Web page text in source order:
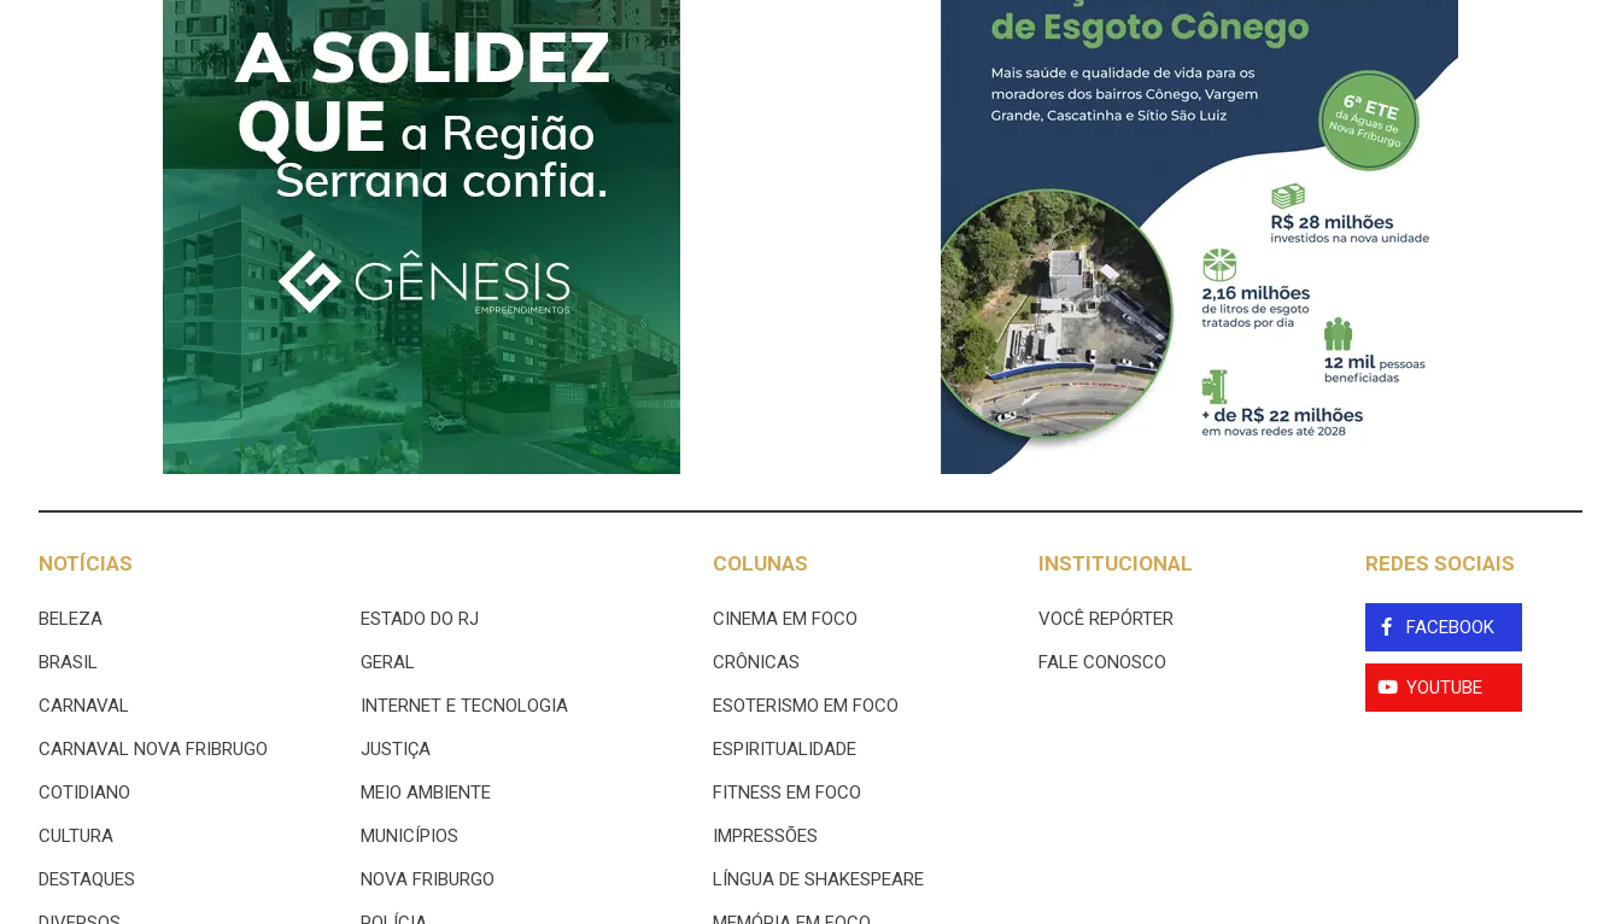
NOTÍCIAS
BELEZA
BRASIL
CARNAVAL
CARNAVAL NOVA FRIBRUGO
COTIDIANO
CULTURA
DESTAQUES
ESTADO DO RJ
GERAL
INTERNET E TECNOLOGIA
JUSTIÇA
MEIO AMBIENTE
MUNICÍPIOS
NOVA FRIBURGO
COLUNAS
CINEMA EM FOCO
CRÔNICAS
ESOTERISMO EM FOCO
ESPIRITUALIDADE
FITNESS EM FOCO
IMPRESSÕES
LÍNGUA DE SHAKESPEARE
INSTITUCIONAL
VOCÊ REPÓRTER
FALE CONOSCO
REDES SOCIAIS
FACEBOOK
YOUTUBE